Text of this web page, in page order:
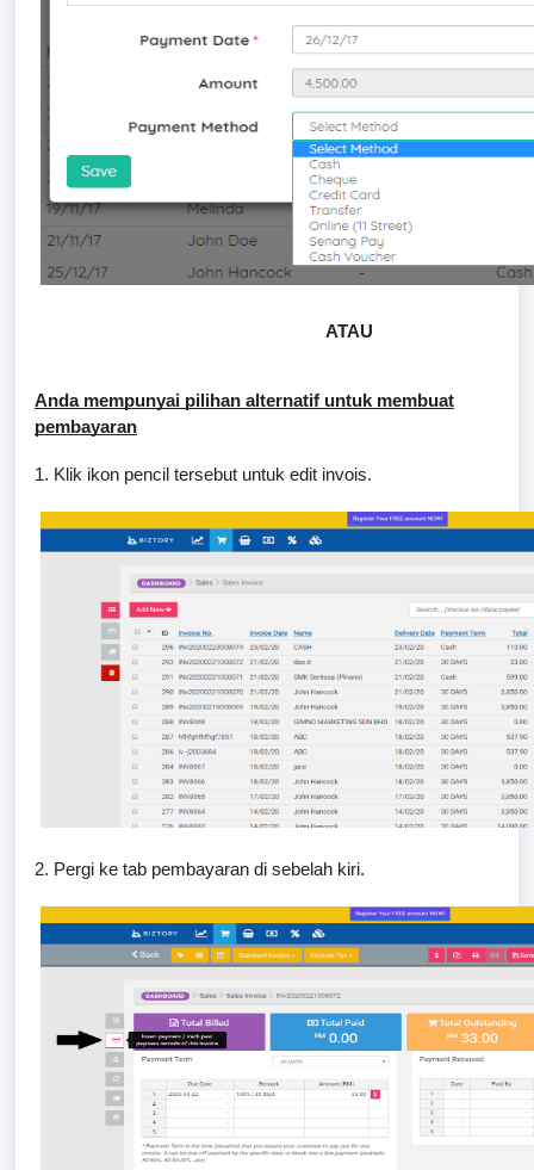
ATAU
Anda mempunyai pilihan alternatif untuk membuat
pembayaran
1. Klik ikon pencil tersebut untuk edit invois.
2. Pergi ke tab pembayaran di sebelah kiri.